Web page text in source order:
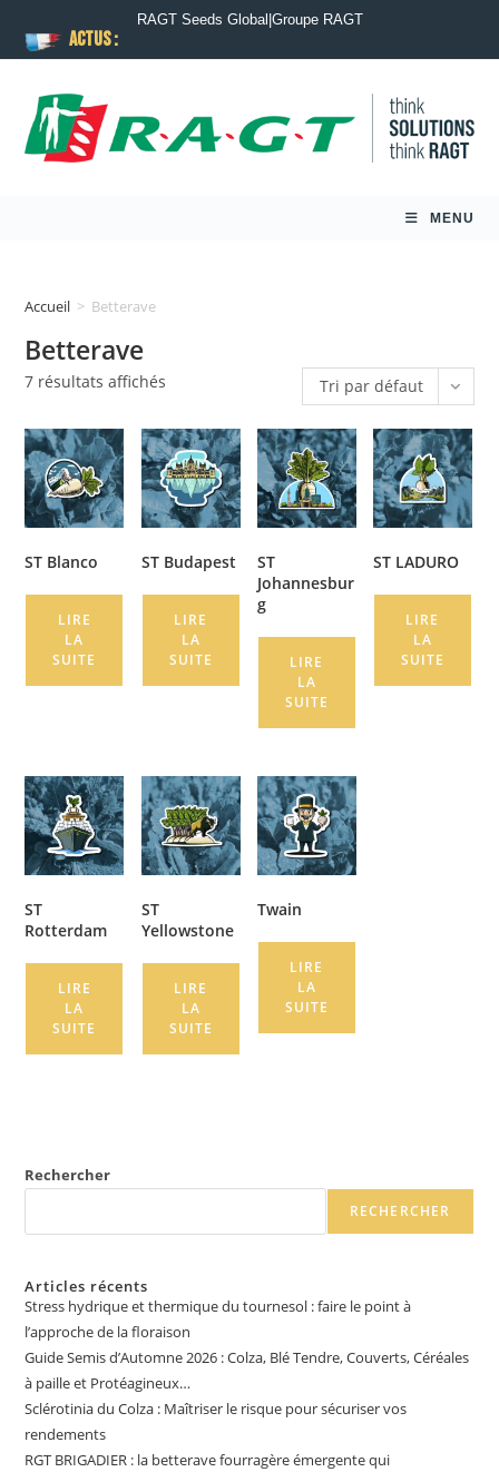
ACTUS :
RAGT Seeds Global Groupe RAGT
MENU
Accueil > Betterave
Betterave
7 résultats affichés Tri par défaut
ST Blanco
LIRE
LA
SUITE
ST Budapest
LIRE
LA
SUITE
ST
Johannesbur
g
LIRE
LA
SUITE
ST LADURO
LIRE
LA
SUITE
ST
Rotterdam
LIRE
LA
SUITE
ST
Yellowstone
LIRE
LA
SUITE
Twain
LIRE
LA
SUITE
Rechercher
RECHERCHER
Articles récents
Stress hydrique et thermique du tournesol : faire le point à
l’approche de la floraison
Guide Semis d’Automne 2026 : Colza, Blé Tendre, Couverts, Céréales
à paille et Protéagineux…
Sclérotinia du Colza : Maîtriser le risque pour sécuriser vos
rendements
RGT BRIGADIER : la betterave fourragère émergente qui